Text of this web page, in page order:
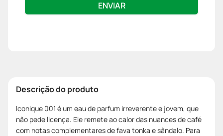
ENVIAR
Descrição do produto
Iconique 001 é um eau de parfum irreverente e jovem, que
não pede licença. Ele remete ao calor das nuances de café
com notas complementares de fava tonka e sândalo. Para